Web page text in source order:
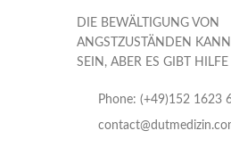
DIE BEWÄLTIGUNG VON
ANGSTZUSTÄNDEN
SEIN, ABER ES GIBT HILFE
Phone: (+49)152 1623